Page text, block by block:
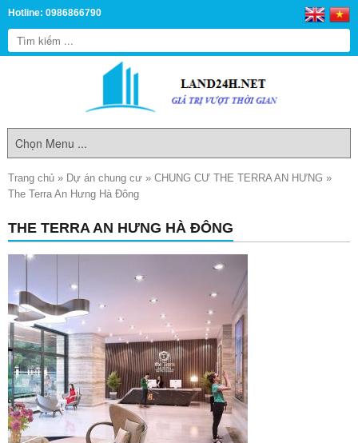
Hotline: 0986866790
Trang chủ » Dự án chung cư » CHUNG CƯ THE TERRA AN HƯNG »
The Terra An Hưng Hà Đông
THE TERRA AN HƯNG HÀ ĐÔNG